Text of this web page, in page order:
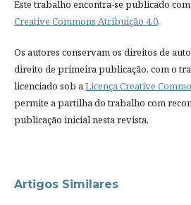
Este trabalho encontra-se publicado
Creative Commons Atribuição 4.0.
Os autores conservam os direitos de
direito de primeira publicação, com o
licenciado sob aLicença Creative
permite a partilha do trabalho com
publicação inicial nesta revista.
Artigos Similares